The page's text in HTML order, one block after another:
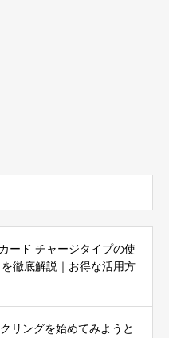
ード チャージタイプの使
徹底解説｜お得な活用方
リングを始めてみようと